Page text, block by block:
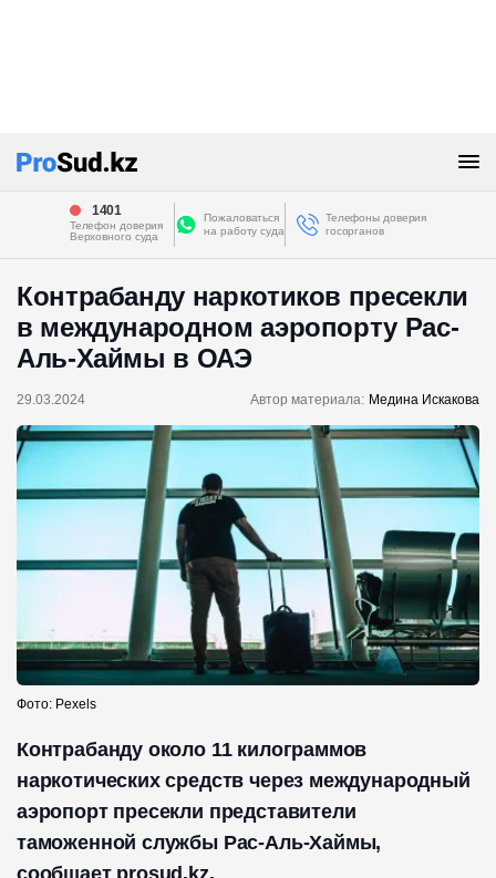
1401
Телефон доверия
Верховного суда
Пожаловаться
на работу суда
Телефоны доверия
госорганов
Контрабанду наркотиков пресекли
в международном аэропорту Рас-
Аль-Хаймы в ОАЭ
29.03.2024 Автор материала: Медина Искакова
Фото: Pexels
Контрабанду около 11 килограммов
наркотических средств через международный
аэропорт пресекли представители
таможенной службы Рас-Аль-Хаймы,